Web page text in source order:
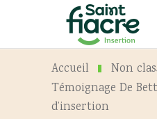
Accueil
Non
Témoignage De
d’insertion